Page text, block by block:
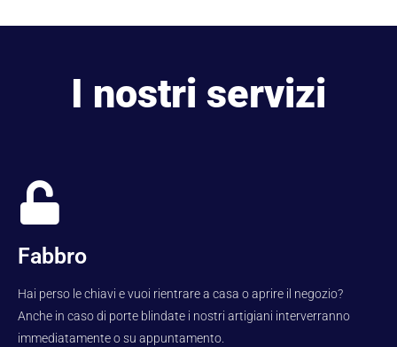
I nostri servizi
Fabbro
Hai perso le chiavi e vuoi rientrare a casa o aprire il negozio?
Anche in caso di porte blindate i nostri artigiani interverranno
immediatamente o su appuntamento.